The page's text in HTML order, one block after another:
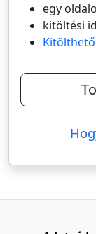
egy
kitöltési